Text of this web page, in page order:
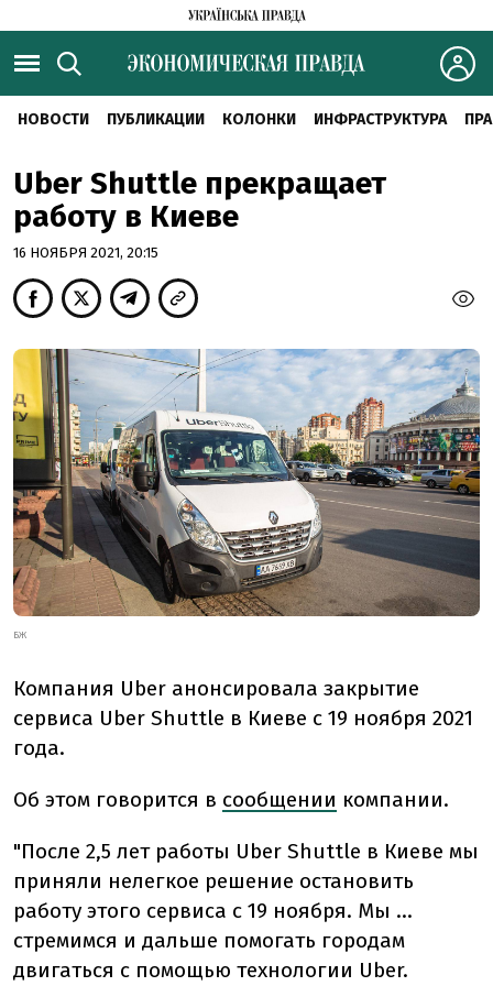
НОВОСТИ ПУБЛИКАЦИИ КОЛОНКИ ИНФРАСТРУКТУРА
Uber Shuttle прекращает
работу в Киеве
16 НОЯБРЯ 2021, 20:15
БЖ
Компания Uber анонсировала закрытие
сервиса Uber Shuttle в Киеве с 19 ноября 2021
года.
Об этом говорится в сообщении компании.
"После 2,5 лет работы Uber Shuttle в Киеве мы
приняли нелегкое решение остановить
работу этого сервиса с 19 ноября. Мы ...
стремимся и дальше помогать городам
двигаться с помощью технологии Uber.